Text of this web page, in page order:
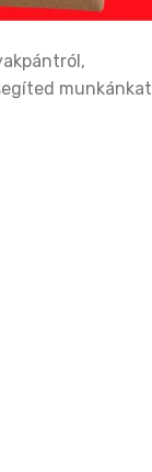
munkánkat